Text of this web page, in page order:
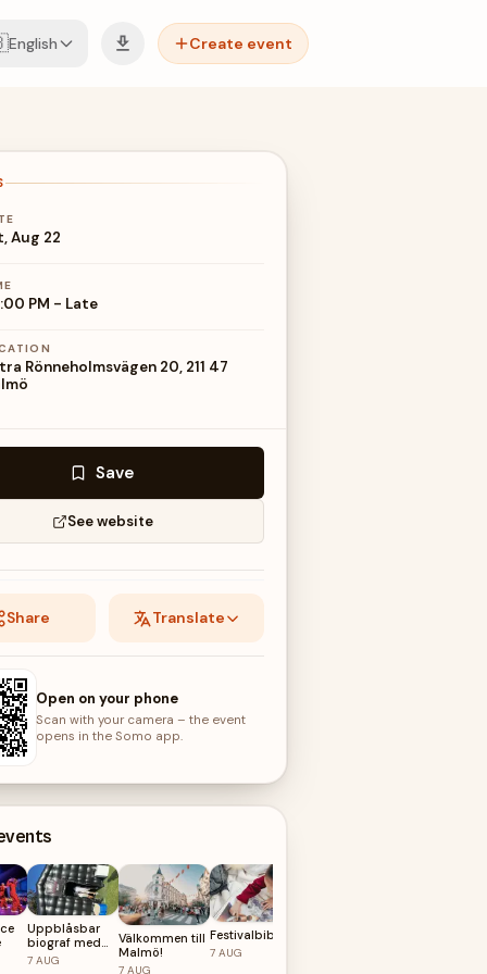
English Create event
Aug 22
PM - Late
Rönneholmsvägen 20, 211 47
Save
See website
Share Translate
Open on your phone
Scan with your camera – the event
opens in the Somo app.
Uppblåsbar
biograf med
BUFF
7 AUG
Välkommen till
Malmö!
7 AUG
Festivalbiblioteket
7 AUG